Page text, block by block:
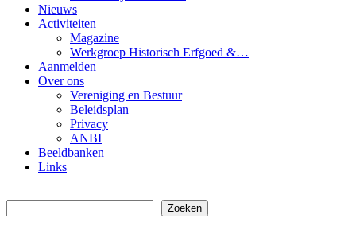
Nieuws
Activiteiten
Magazine
Werkgroep Historisch Erfgoed &…
Aanmelden
Over ons
Vereniging en Bestuur
Beleidsplan
Privacy
ANBI
Beeldbanken
Links
Zoeken